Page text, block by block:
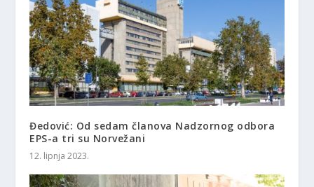
Đedović: Od sedam članova Nadzornog odbora
EPS-a tri su Norvežani
12. lipnja 2023.